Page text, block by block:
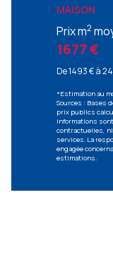
MAISON
Prix m2
1677 €
De 1493 € à
*Estimation au
Sources : Bases
prix publics
informations
contractuelles,
services. La
engagée
estimations.